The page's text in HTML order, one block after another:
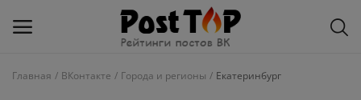
Главная ВКонтакте Города и регионы Екатеринбург